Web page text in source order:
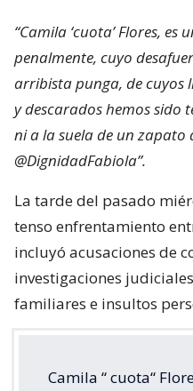
“Camila ‘cuota’ Flores,
penalmente, cuyo
arribista punga, de cuyos
y descarados hemos sido
ni a la suela de un zapato
@DignidadFabiola”.
La tarde del pasado
tenso enfrentamiento
incluyó acusaciones de
investigaciones
familiares e insultos
Camila “ cuota“